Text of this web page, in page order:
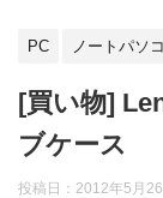
PC ノートパソ
[買い物]
ブケース
投稿日：2012年5月